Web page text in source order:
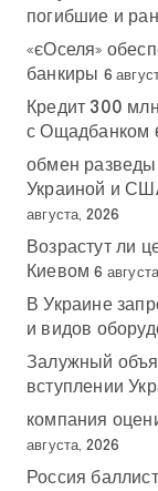
погибшие и
«єОселя»
банкиры 6
Кредит 300
с Ощадбанком
обмен
Украиной и
августа, 2026
Возрастут ли
Киевом 6
В Украине
и видов
Залужный
вступлении
компания
августа, 2026
Россия